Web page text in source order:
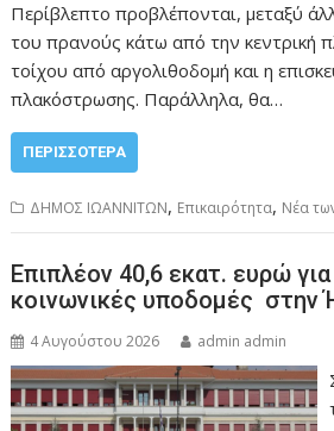
Περίβλεπτο προβλέπονται, μεταξύ
του πρανούς κάτω από την κεντρική
τοίχου από αργολιθοδομή και η
πλακόστρωσης. Παράλληλα, θα…
ΠΕΡΙΣΣΌΤΕΡΑ
ΔΗΜΟΣ ΙΩΑΝΝΙΤΩΝ, Επικαιρότητα, Νέα
Επιπλέον 40,6 εκατ. ευρώ για
κοινωνικές υποδομές στην
4 Αυγούστου 2026 admin admin